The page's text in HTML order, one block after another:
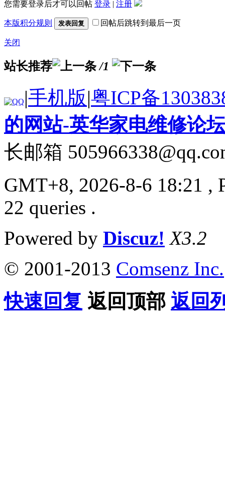
您需要登录后才可以回帖 登录 | 注册
本版积分规则 发表回复 回帖后跳转到最后一页
关闭
站长推荐 /1
|手机版|粤ICP备
的网站-英华家电维修论
长邮箱
GMT+8, 2026-8-6 18:21 ,
22 queries .
Powered by Discuz! X3.2
© 2001-2013 Comsenz Inc.
快速回复 返回顶部 返回